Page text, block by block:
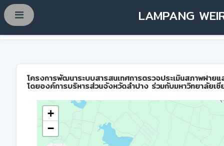
LAMPANG
โครงการพัฒนาระบบสารสนเทศการตรวจประเมินสภาพฝาย
โดยองค์การบริหารส่วนจังหวัดลำปาง ร่วมกับมหาวิทยาลัยเชี
+
−